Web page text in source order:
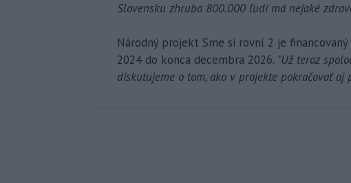
Slovensku zhruba 800.000 ľudí má nejaké
Národný projekt Sme si rovní 2 je
2024 do konca decembra 2026. "Už teraz
diskutujeme o tom, ako v projekte pokračovať aj